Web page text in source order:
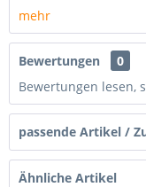
mehr
Bewertungen
0
Bewertungen lesen,
passende Artikel /
Ähnliche Artikel